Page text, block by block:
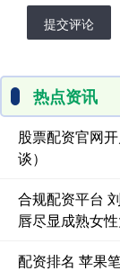
提交评论
热点资讯
股票配资官网
谈）
合规配资平台
唇尽显成熟女
配资排名 苹果